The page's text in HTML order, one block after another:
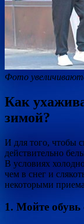
Фото
Как
зимой?
И для того, чтобы
действительно
В условиях
чем в снег и
некоторыми
1. Мойте обувь